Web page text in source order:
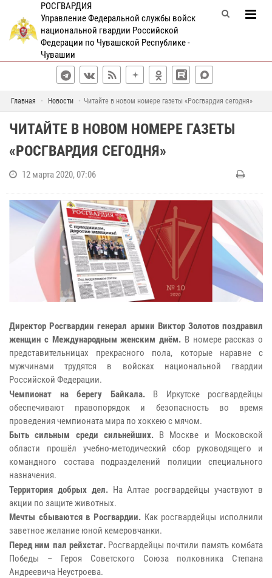
РОСГВАРДИЯ
Управление Федеральной службы войск
национальной гвардии Российской
Федерации по Чувашской Республике -
Чувашии
Главная Новости Читайте в новом номере газеты «Росгвардия сегодня»
ЧИТАЙТЕ В НОВОМ НОМЕРЕ ГАЗЕТЫ
«РОСГВАРДИЯ СЕГОДНЯ»
12 марта 2020, 07:06
Директор Росгвардии генерал армии Виктор Золотов поздравил
женщин с Международным женским днём. В номере рассказ о
представительницах прекрасного пола, которые наравне с
мужчинами трудятся в войсках национальной гвардии
Российской Федерации.
Чемпионат на берегу Байкала. В Иркутске росгвардейцы
обеспечивают правопорядок и безопасность во время
проведения чемпионата мира по хоккею с мячом.
Быть сильным среди сильнейших.В Москве и Московской
области прошёл учебно-методический сбор руководящего и
командного состава подразделений полиции специального
назначения.
Территория добрых дел.На Алтае росгвардейцы участвуют в
акции по защите животных.
Мечты сбываются в Росгвардии. Как росгвардейцы исполнили
заветное желание юной кемеровчанки.
Перед ним пал рейхстаг. Росгвардейцы почтили память комбата
Победы – Героя Советского Союза полковника Степана
Андреевича Неустроева.